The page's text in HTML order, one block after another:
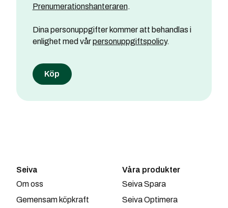
Prenumerationshanteraren.
Dina personuppgifter kommer att behandlas i
enlighet med vårpersonuppgiftspolicy.
Seiva
Om oss
Gemensam köpkraft
Våra produkter
Seiva Spara
Seiva Optimera